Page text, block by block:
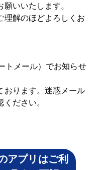
願いいたします。
理解のほどよろしくお
トメール）でお知らせ
おります。迷惑メール
ださい。
アプリはご利